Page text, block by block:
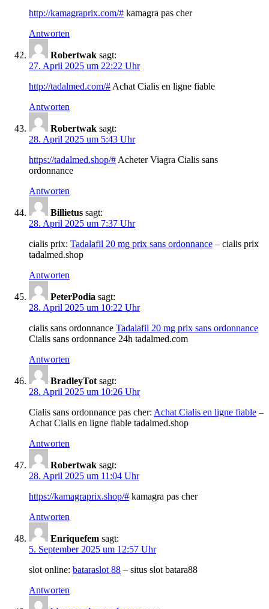
http://kamagraprix.com/# kamagra pas cher
Antworten
Robertwak sagt:
27. April 2025 um 22:22 Uhr
http://tadalmed.com/# Achat Cialis en ligne fiable
Antworten
Robertwak sagt:
28. April 2025 um 5:43 Uhr
https://tadalmed.shop/# Acheter Viagra Cialis sans
ordonnance
Antworten
Billietus sagt:
28. April 2025 um 7:37 Uhr
cialis prix: Tadalafil 20 mg prix sans ordonnance – cialis prix
tadalmed.shop
Antworten
PeterPodia sagt:
28. April 2025 um 10:22 Uhr
cialis sans ordonnance Tadalafil 20 mg prix sans ordonnance
Cialis sans ordonnance 24h tadalmed.com
Antworten
BradleyTot sagt:
28. April 2025 um 10:26 Uhr
Cialis sans ordonnance pas cher: Achat Cialis en ligne fiable –
Achat Cialis en ligne fiable tadalmed.shop
Antworten
Robertwak sagt:
28. April 2025 um 11:04 Uhr
https://kamagraprix.shop/# kamagra pas cher
Antworten
Enriquefem sagt:
5. September 2025 um 12:57 Uhr
slot online: bataraslot 88 – situs slot batara88
Antworten